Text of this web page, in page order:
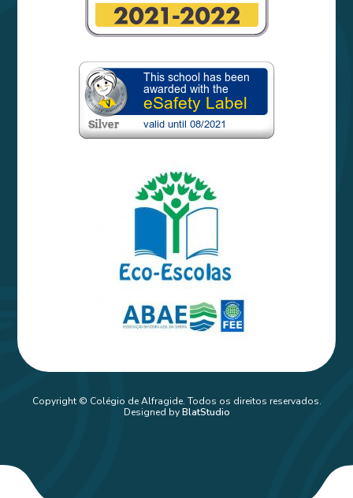
Copyright © Colégio de Alfragide. Todos os direitos reservados.
Designed byBlatStudio